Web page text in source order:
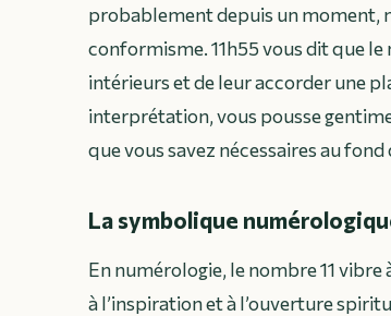
probablement depuis un moment,
conformisme. 11h55 vous dit que
intérieurs et de leur accorder une
interprétation, vous pousse
que vous savez nécessaires au fond
La symbolique
En numérologie, le nombre 11
à l’inspiration et à l’ouverture